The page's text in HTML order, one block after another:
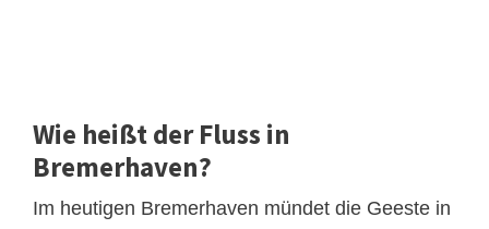
Wie heißt der Fluss in
Bremerhaven?
Im heutigen Bremerhaven mündet die Geeste in